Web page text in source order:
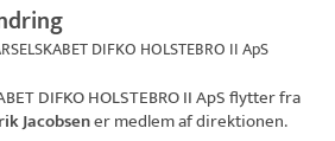
DIFKO HOLSTEBRO II ApS
DIFKO HOLSTEBRO II ApSflytter fra
Jacobsener medlem af direktionen.